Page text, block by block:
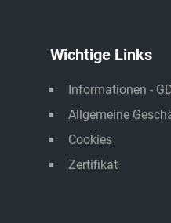
Wichtige Links
Informationen -
Allgemeine
Cookies
Zertifikat